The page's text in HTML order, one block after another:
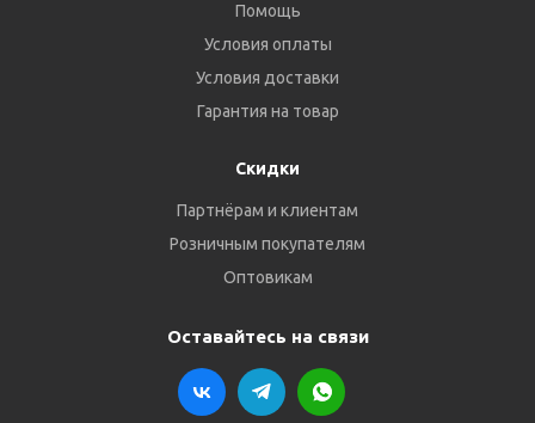
Помощь
Условия оплаты
Условия доставки
Гарантия на товар
Скидки
Партнёрам и клиентам
Розничным покупателям
Оптовикам
Оставайтесь на связи